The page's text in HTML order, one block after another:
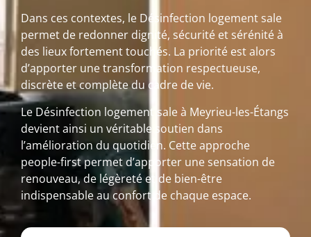
Dans ces contextes, le Désinfection logement sale
permet de redonner dignité, sécurité et sérénité à
des lieux fortement touchés. La priorité est alors
d’apporter une transformation respectueuse,
discrète et complète du cadre de vie.
Le Désinfection logement sale à Meyrieu-les-Étangs
devient ainsi un véritable soutien dans
l’amélioration du quotidien. Cette approche
people-first permet d’apporter une sensation de
renouveau, de légèreté et de bien-être
indispensable au confort de chaque espace.